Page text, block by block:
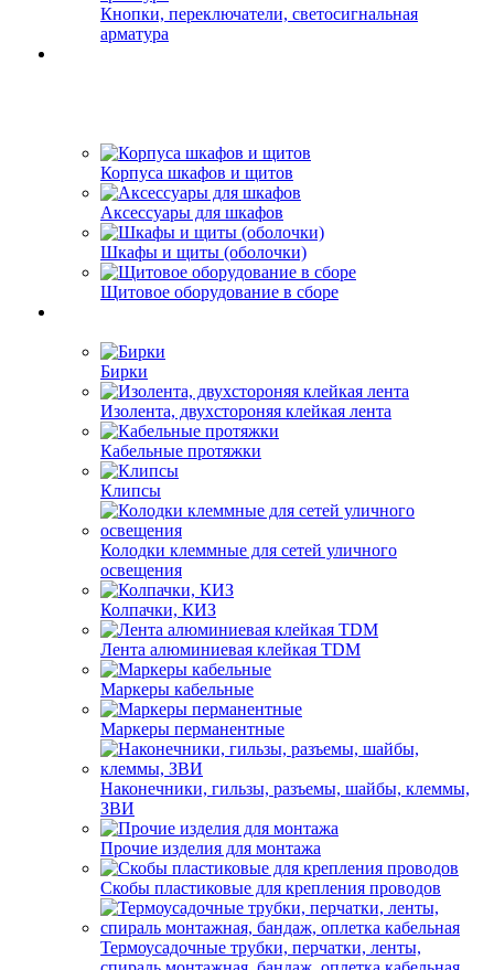
Кнопки, переключатели, светосигнальная
арматура
Корпуса шкафов и щитов
Аксессуары для шкафов
Шкафы и щиты (оболочки)
Щитовое оборудование в сборе
Бирки
Изолента, двухстороняя клейкая лента
Кабельные протяжки
Клипсы
Колодки клеммные для сетей уличного
освещения
Колпачки, КИЗ
Лента алюминиевая клейкая TDM
Маркеры кабельные
Маркеры перманентные
Наконечники, гильзы, разъемы, шайбы, клеммы,
ЗВИ
Прочие изделия для монтажа
Скобы пластиковые для крепления проводов
Термоусадочные трубки, перчатки, ленты,